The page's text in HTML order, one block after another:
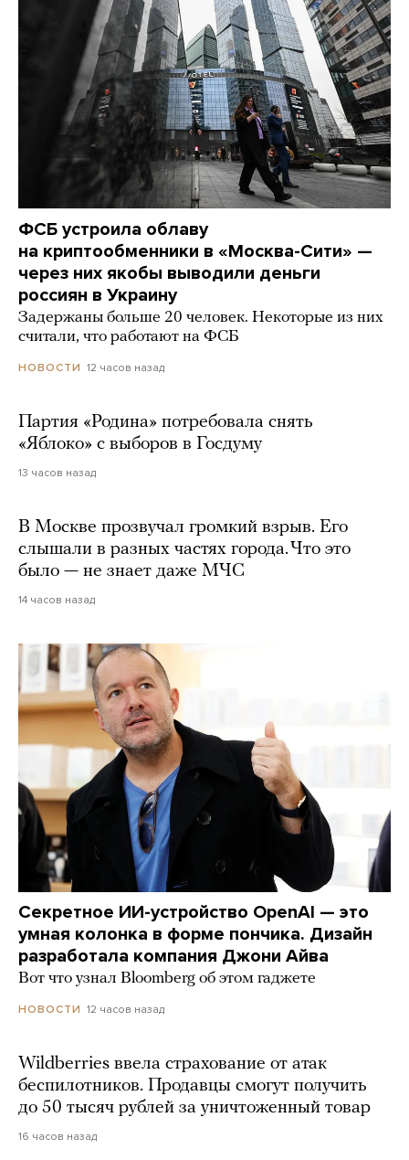
ФСБ устроила облаву
на криптообменники в «Москва-Сити» —
через них якобы выводили деньги
россиян в Украину
Задержаны больше 20 человек. Некоторые из них
считали, что работают на ФСБ
НОВОСТИ 12 часов назад
Партия «Родина» потребовала снять
«Яблоко» с выборов в Госдуму
13 часов назад
В Москве прозвучал громкий взрыв. Его
слышали в разных частях города. Что это
было — не знает даже МЧС
14 часов назад
Секретное ИИ-устройство OpenAI — это
умная колонка в форме пончика. Дизайн
разработала компания Джони Айва
Вот что узнал Bloomberg об этом гаджете
НОВОСТИ 12 часов назад
Wildberries ввела страхование от атак
беспилотников. Продавцы смогут получить
до 50 тысяч рублей за уничтоженный товар
16 часов назад